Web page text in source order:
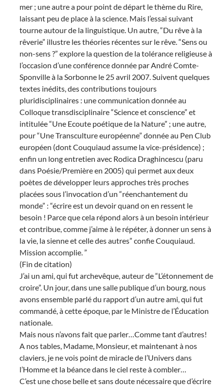
mer ; une autre a pour point de départ le thème du Rire,
laissant peu de place à la science. Mais l’essai suivant
tourne autour de la linguistique. Un autre, “Du rêve à la
rêverie” illustre les théories récentes sur le rêve. “Sens ou
non-sens ?” explore la question de la tolérance religieuse à
l’occasion d’une conférence donnée par André Comte-
Sponville à la Sorbonne le 25 avril 2007. Suivent quelques
textes inédits, des contributions toujours
pluridisciplinaires : une communication donnée au
Colloque transdisciplinaire “Science et conscience” et
intitulée “Une Ecoute poétique de la Nature” ; une autre,
pour “Une Transculture européenne” donnée au Pen Club
européen (dont Couquiaud assume la vice-présidence) ;
enfin un long entretien avec Rodica Draghincescu (paru
dans Poésie/Première en 2005) qui permet aux deux
poètes de développer leurs approches très proches
placées sous l’invocation d’un “réenchantement du
monde” : “écrire est un devoir quand on en ressent le
besoin ! Parce que cela répond alors à un besoin intérieur
et contribue, comme j’aime à le répéter, à donner un sens à
la vie, la sienne et celle des autres” confie Couquiaud.
Mission accomplie. ”
(Fin de citation)
J’ai un ami, qui fut archevêque, auteur de “L’étonnement de
croire”. Un jour, dans une salle publique d’un bourg, nous
avons ensemble parlé du rapport d’un autre ami, qui fut
commandé, à cette époque, par le Ministre de l’Éducation
nationale.
Mais nous n’avons fait que parler…Comme tant d’autres!
A nos tables, Madame, Monsieur, et maintenant à nos
claviers, je ne vois point de miracle de l’Univers dans
l’Homme et la béance dans le ciel reste à combler…
C’est une chose belle et sans doute nécessaire que d’écrire